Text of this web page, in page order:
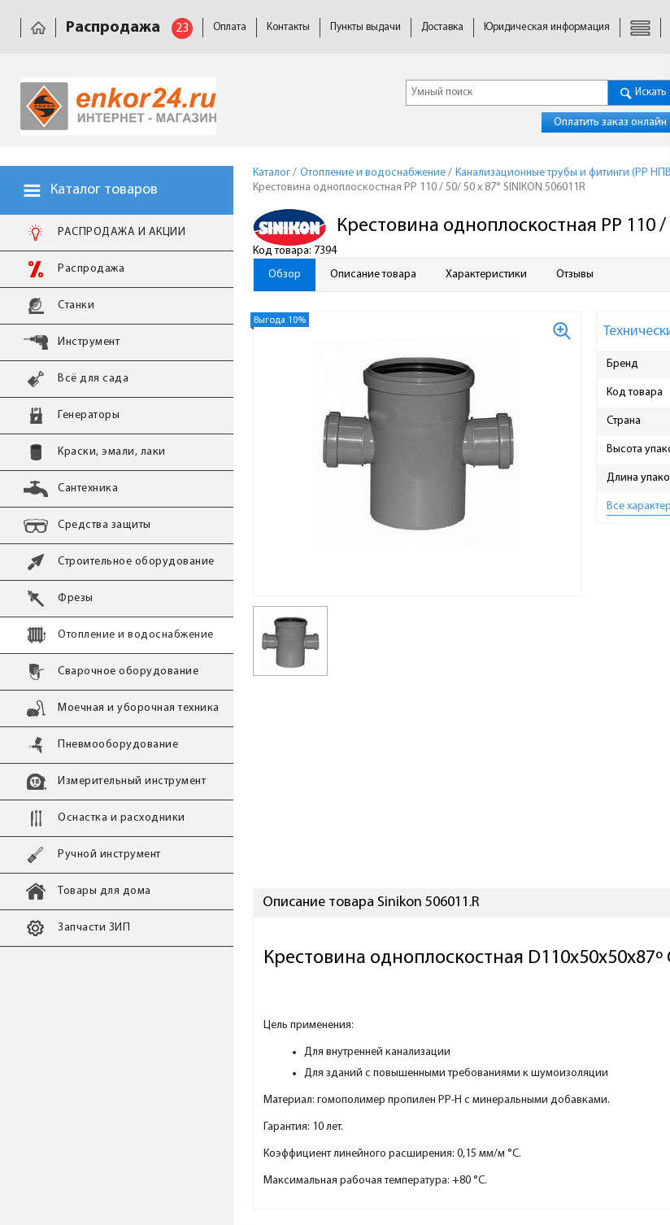
Распродажа 23 Оплата Контакты Пункты выдачи Доставка Юридическая информация
Искать
Оплатить заказ онлайн
Каталог товаров
РАСПРОДАЖА И АКЦИИ
Распродажа
Станки
Инструмент
Всё для сада
Генераторы
Краски, эмали, лаки
Сантехника
Средства защиты
Строительное оборудование
Фрезы
Отопление и водоснабжение
Сварочное оборудование
Моечная и уборочная техника
Пневмооборудование
Измерительный инструмент
Оснастка и расходники
Ручной инструмент
Товары для дома
Запчасти ЗИП
Каталог / Отопление и водоснабжение / Канализационные трубы и фитинги (PP
Крестовина одноплоскостная PP 110 / 50/ 50 x 87° SINIKON 506011R
Код товара: 7394
Крестовина одноплоскостная PP 110 /
Обзор Описание товара Характеристики Отзывы
Выгода 10%
Бренд
Код товара
Страна
Высота
Длина
Все
Описание товара Sinikon 506011.R
Крестовина одноплоскостная
Цель применения:
Для внутренней канализации
Для зданий с повышенными требованиями к шумоизоляции
Материал: гомополимер пропилен PP-H с минеральными добавками.
Гарантия: 10 лет.
Коэффициент линейного расширения: 0,15 мм/м °С.
Максимальная рабочая температура: +80 °С.